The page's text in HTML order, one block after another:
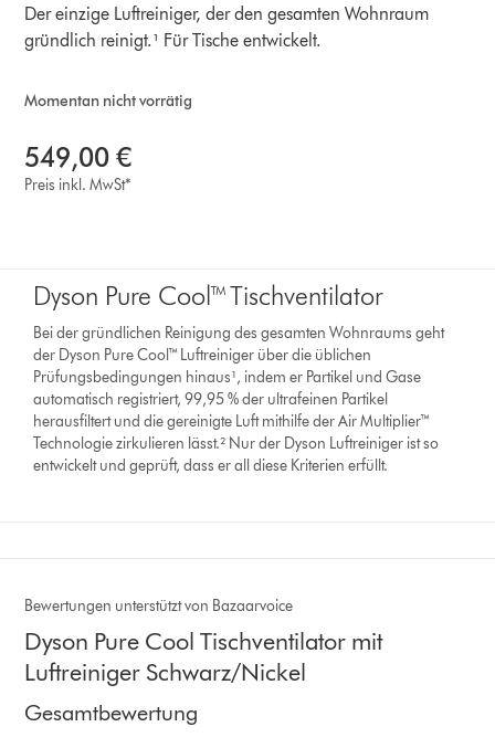
Der einzige Luftreiniger, der den gesamten Wohnraum
gründlich reinigt.¹ Für Tische entwickelt.
Momentan nicht vorrätig
549,00 €
Preis inkl. MwSt*
Dyson Pure Cool™ Tischventilator
Bei der gründlichen Reinigung des gesamten Wohnraums geht
der Dyson Pure Cool™ Luftreiniger über die üblichen
Prüfungsbedingungen hinaus¹, indem er Partikel und Gase
automatisch registriert, 99,95 % der ultrafeinen Partikel
herausfiltert und die gereinigte Luft mithilfe der Air Multiplier™
Technologie zirkulieren lässt.² Nur der Dyson Luftreiniger ist so
entwickelt und geprüft, dass er all diese Kriterien erfüllt.
Bewertungen unterstützt von Bazaarvoice
Dyson Pure Cool Tischventilator mit
Luftreiniger Schwarz/Nickel
Gesamtbewertung